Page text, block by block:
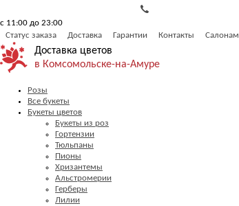
с 11:00 до 23:00
Статус заказа
Доставка Гарантии Контакты Салонам
Доставка цветов
в Комсомольске-на-Амуре
Розы
Все букеты
Букеты цветов
Букеты из роз
Гортензии
Тюльпаны
Пионы
Хризантемы
Альстромерии
Герберы
Лилии